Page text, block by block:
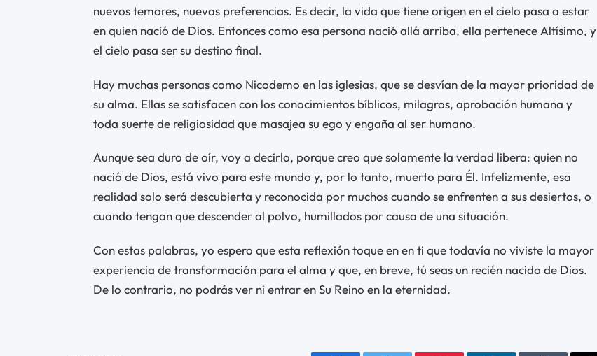
nuevos temores, nuevas preferencias. Es decir, la vida que tiene origen en el cielo pasa a estar
en quien nació de Dios. Entonces como esa persona nació allá arriba, ella pertenece Altísimo, y
el cielo pasa ser su destino final.
Hay muchas personas como Nicodemo en las iglesias, que se desvían de la mayor prioridad de
su alma. Ellas se satisfacen con los conocimientos bíblicos, milagros, aprobación humana y
toda suerte de religiosidad que masajea su ego y engaña al ser humano.
Aunque sea duro de oír, voy a decirlo, porque creo que solamente la verdad libera: quien no
nació de Dios, está vivo para este mundo y, por lo tanto, muerto para Él. Infelizmente, esa
realidad solo será descubierta y reconocida por muchos cuando se enfrenten a sus desiertos, o
cuando tengan que descender al polvo, humillados por causa de una situación.
Con estas palabras, yo espero que esta reflexión toque en en ti que todavía no viviste la mayor
experiencia de transformación para el alma y que, en breve, tú seas un recién nacido de Dios.
De lo contrario, no podrás ver ni entrar en Su Reino en la eternidad.